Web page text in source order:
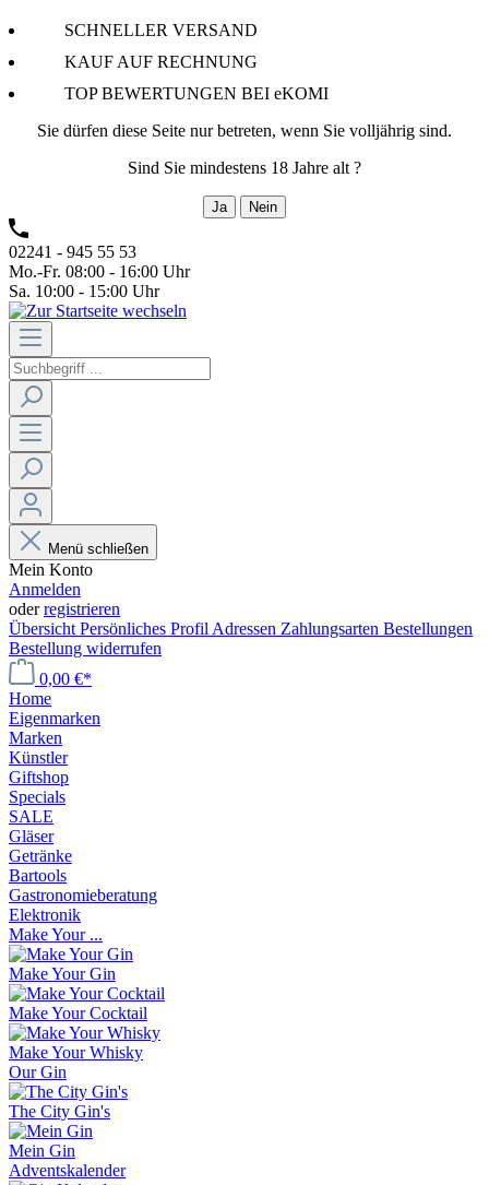
SCHNELLER VERSAND
KAUF AUF RECHNUNG
TOP BEWERTUNGEN BEI eKOMI
Sie dürfen diese Seite nur betreten, wenn Sie volljährig sind.
Sind Sie mindestens 18 Jahre alt ?
Ja Nein
02241 - 945 55 53
Mo.-Fr. 08:00 - 16:00 Uhr
Sa. 10:00 - 15:00 Uhr
Menü schließen
Mein Konto
Anmelden
oderregistrieren
Übersicht Persönliches Profil Adressen Zahlungsarten Bestellungen
Bestellung widerrufen
0,00 €*
Home
Eigenmarken
Marken
Künstler
Giftshop
Specials
SALE
Gläser
Getränke
Bartools
Gastronomieberatung
Elektronik
Make Your ...
Make Your Gin
Make Your Cocktail
Make Your Whisky
Our Gin
The City Gin's
Mein Gin
Adventskalender